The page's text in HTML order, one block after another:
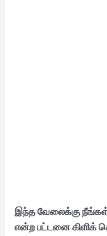
இந்த வேலைக்கு
என்ற பட்டனை கிளிக்